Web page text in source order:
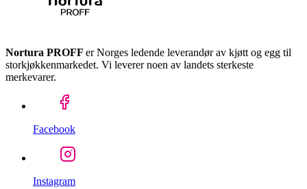
Nortura PROFF er Norges ledende leverandør av kjøtt og egg til
storkjøkkenmarkedet. Vi leverer noen av landets sterkeste
merkevarer.
Facebook
Instagram